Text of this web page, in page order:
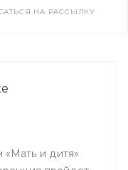
НА РАССЫЛКУ
«Мать и дитя»